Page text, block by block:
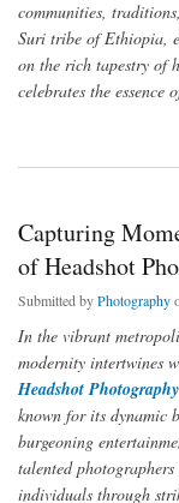
communities,
Suri tribe of Ethiopia,
on the rich tapestry of
celebrates the
about Suri Photography:
Capturing
of Headshot
Submitted byPhotography
In the vibrant
modernity intertwines
Headshot
known for its dynamic
burgeoning
talented
individuals through